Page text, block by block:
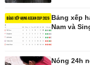
Vụ án
Tin nóng
Tư vấn luật
Bảng xếp
Nam và
Nóng 24h